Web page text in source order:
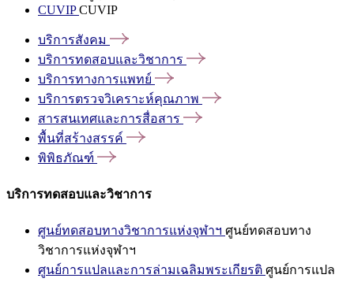
CUVIPCUVIP
บริการสังคม
บริการทดสอบและวิชาการ
บริการทางการแพทย์
บริการตรวจวิเคราะห์คุณภาพ
สารสนเทศและการสื่อสาร
พื้นที่สร้างสรรค์
พิพิธภัณฑ์
บริการทดสอบและวิชาการ
ศูนย์ทดสอบทางวิชาการแห่งจุฬาฯ ศูนย์ทดสอบทาง
วิชาการแห่งจุฬาฯ
ศูนย์การแปลและการล่ามเฉลิมพระเกียรติ ศูนย์การแปล